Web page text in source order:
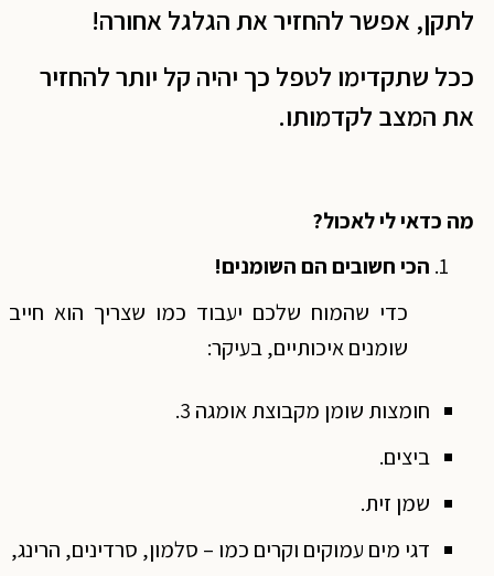
לתקן, אפשר להחזיר את הגלגל אחורה!
ככל שתקדימו לטפל כך יהיה קל יותר להחזיר
את המצב לקדמותו.
מה כדאי לי לאכול?
הכי חשובים הם השומנים!
כדי שהמוח שלכם יעבוד כמו שצריך הוא חייב
שומנים איכותיים, בעיקר:
חומצות שומן מקבוצת אומגה 3.
ביצים.
שמן זית.
דגי מים עמוקים וקרים כמו – סלמון, סרדינים, הרינג,